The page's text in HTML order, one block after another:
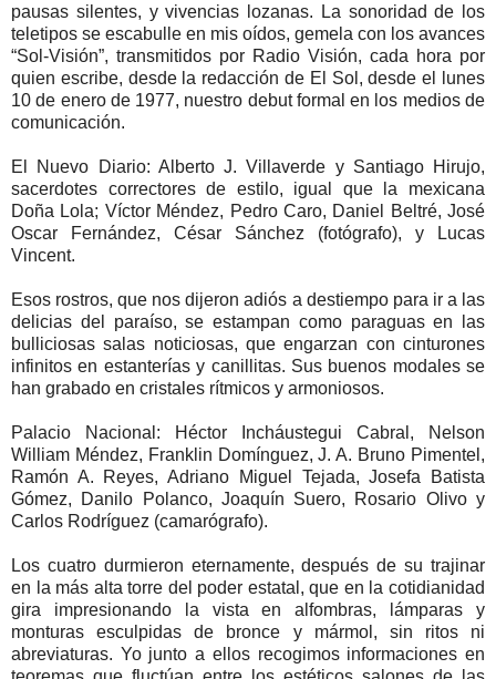
pausas silentes, y vivencias lozanas. La sonoridad de los
teletipos se escabulle en mis oídos, gemela con los avances
“Sol-Visión”, transmitidos por Radio Visión, cada hora por
quien escribe, desde la redacción de El Sol, desde el lunes
10 de enero de 1977, nuestro debut formal en los medios de
comunicación.
El Nuevo Diario: Alberto J. Villaverde y Santiago Hirujo,
sacerdotes correctores de estilo, igual que la mexicana
Doña Lola; Víctor Méndez, Pedro Caro, Daniel Beltré, José
Oscar Fernández, César Sánchez (fotógrafo), y Lucas
Vincent.
Esos rostros, que nos dijeron adiós a destiempo para ir a las
delicias del paraíso, se estampan como paraguas en las
bulliciosas salas noticiosas, que engarzan con cinturones
infinitos en estanterías y canillitas. Sus buenos modales se
han grabado en cristales rítmicos y armoniosos.
Palacio Nacional: Héctor Incháustegui Cabral, Nelson
William Méndez, Franklin Domínguez, J. A. Bruno Pimentel,
Ramón A. Reyes, Adriano Miguel Tejada, Josefa Batista
Gómez, Danilo Polanco, Joaquín Suero, Rosario Olivo y
Carlos Rodríguez (camarógrafo).
Los cuatro durmieron eternamente, después de su trajinar
en la más alta torre del poder estatal, que en la cotidianidad
gira impresionando la vista en alfombras, lámparas y
monturas esculpidas de bronce y mármol, sin ritos ni
abreviaturas. Yo junto a ellos recogimos informaciones en